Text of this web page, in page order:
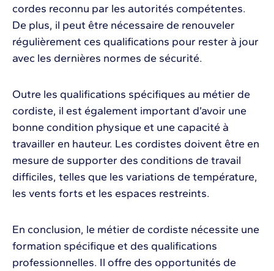
cordes reconnu par les autorités compétentes.
De plus, il peut être nécessaire de renouveler
régulièrement ces qualifications pour rester à jour
avec les dernières normes de sécurité.
Outre les qualifications spécifiques au métier de
cordiste, il est également important d’avoir une
bonne condition physique et une capacité à
travailler en hauteur. Les cordistes doivent être en
mesure de supporter des conditions de travail
difficiles, telles que les variations de température,
les vents forts et les espaces restreints.
En conclusion, le métier de cordiste nécessite une
formation spécifique et des qualifications
professionnelles. Il offre des opportunités de